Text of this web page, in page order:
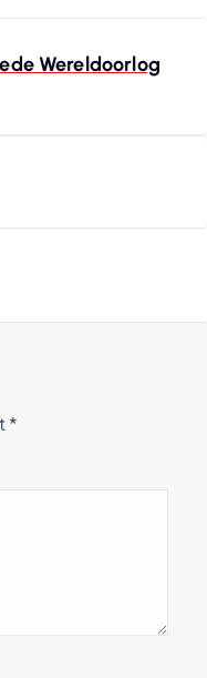
Wereldoorlog
*